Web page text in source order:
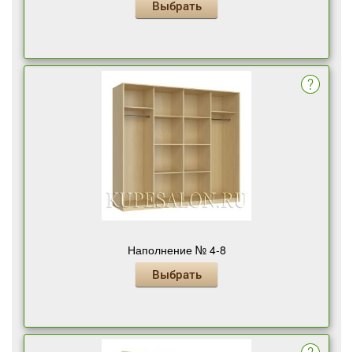
Выбрать
Наполнение № 4-8
Выбрать